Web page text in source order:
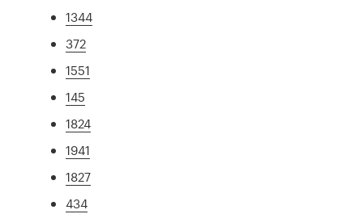
1344
372
1551
145
1824
1941
1827
434